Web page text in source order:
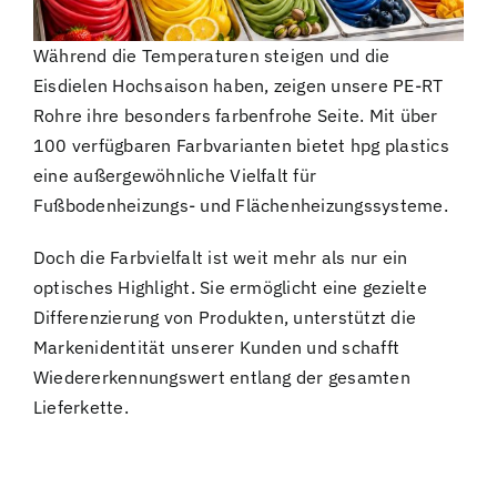
Während die Temperaturen steigen und die
Eisdielen Hochsaison haben, zeigen unsere PE-RT
Rohre ihre besonders farbenfrohe Seite. Mit über
100 verfügbaren Farbvarianten bietet hpg plastics
eine außergewöhnliche Vielfalt für
Fußbodenheizungs- und Flächenheizungssysteme.
Doch die Farbvielfalt ist weit mehr als nur ein
optisches Highlight. Sie ermöglicht eine gezielte
Differenzierung von Produkten, unterstützt die
Markenidentität unserer Kunden und schafft
Wiedererkennungswert entlang der gesamten
Lieferkette.